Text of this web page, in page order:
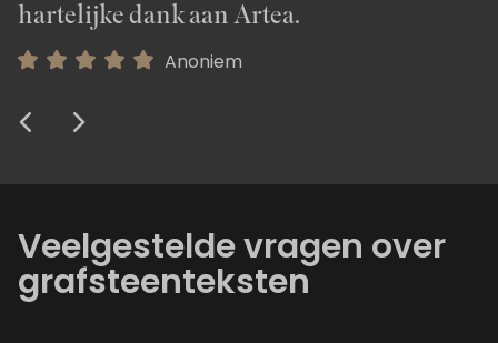
hartelijke dank aan Artea.
Anoniem
Veelgestelde vragen over
grafsteenteksten